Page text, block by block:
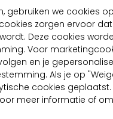
gebruiken we cookies op
zorgen ervoor
Deze cookies
Voor
en je
Als je op
cookies geplaatst.
meer informatie of
€ 74,99